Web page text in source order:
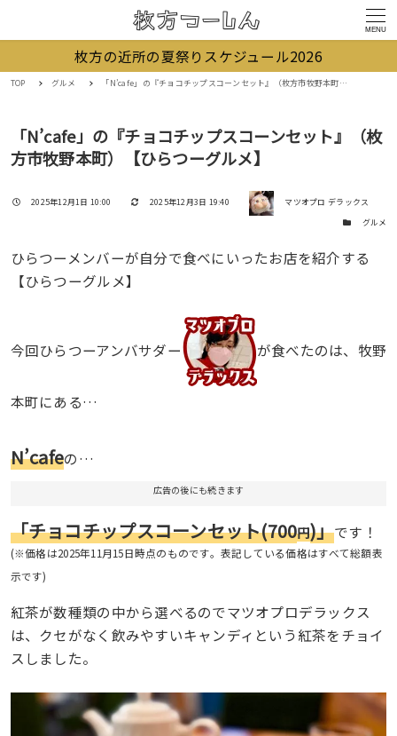
MENU
枚方の近所の夏祭りスケジュール2026
TOP グルメ 「N’cafe」の『チョコチップスコーンセット』（枚方市牧野本町）【ひらつーグルメ】
「N’cafe」の『チョコチップスコーンセット』（枚
方市牧野本町）【ひらつーグルメ】
投稿日
2025年12月1日 10:00 更新日
2025年12月3日 19:40 著者
マツオプロ デラックス
カテゴリー
グルメ
ひらつーメンバーが自分で食べにいったお店を紹介する
【ひらつーグルメ】
今回ひらつーアンバサダー が食べたのは、牧野
本町にある…
N’cafeの…
広告の後にも続きます
「チョコチップスコーンセット(700円)」です！
(※価格は2025年11月15日時点のものです。表記している価格はすべて総額表
示です)
紅茶が数種類の中から選べるのでマツオプロデラックス
は、クセがなく飲みやすいキャンディという紅茶をチョイ
スしました。